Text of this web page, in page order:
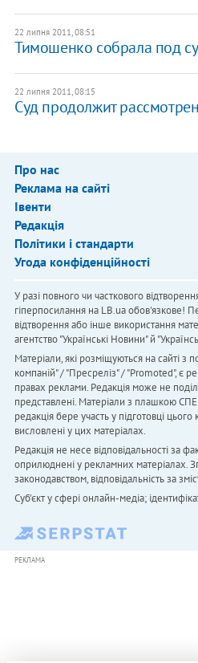
22 липня 2011, 08:51
Тимошенко собрала под
22 липня 2011, 08:15
Cуд продолжит
Про нас
Реклама на сайті
Івенти
Редакція
Політики і стандарти
Угода конфіденційності
У разі повного чи часткового
гіперпосилання на LB.ua обов'язкове!
відтворення або інше використання
агентство "Українськi Новини" й
Матеріали, які розміщуються на сайті
компаній" / "Пресреліз" / "Promoted", є
правах реклами. Редакція може не
представлені. Матеріали з плашкою
редакція бере участь у підготовці цього
висловлені у цих матеріалах.
Редакція не несе відповідальності за
оприлюднені у рекламних матеріалах.
законодавством, відповідальність за
Cуб'єкт у сфері онлайн-медіа;
РЕКЛАМА